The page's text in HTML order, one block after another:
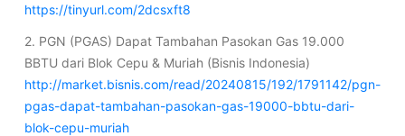
https://tinyurl.com/2dcsxft8
2. PGN (PGAS) Dapat Tambahan Pasokan Gas 19.000
BBTU dari Blok Cepu & Muriah (Bisnis Indonesia)
http://market.bisnis.com/read/20240815/192/1791142/pgn-
pgas-dapat-tambahan-pasokan-gas-19000-bbtu-dari-
blok-cepu-muriah